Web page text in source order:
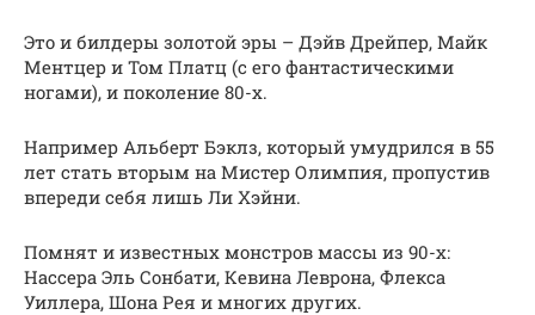
Это и билдеры золотой эры – Дэйв Дрейпер, Майк
Ментцер и Том Платц (с его фантастическими
ногами), и поколение 80-х.
Например Альберт Бэклз, который умудрился в 55
лет стать вторым на Мистер Олимпия, пропустив
впереди себя лишь Ли Хэйни.
Помнят и известных монстров массы из 90-х:
Нассера Эль Сонбати, Кевина Леврона, Флекса
Уиллера, Шона Рея и многих других.